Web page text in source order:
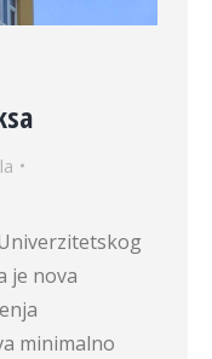
je nova
minimalno